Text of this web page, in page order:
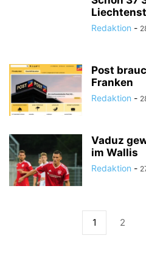
Redaktion -
Post
Franken
Redaktion -
Vaduz
im Wallis
Redaktion -
1 2